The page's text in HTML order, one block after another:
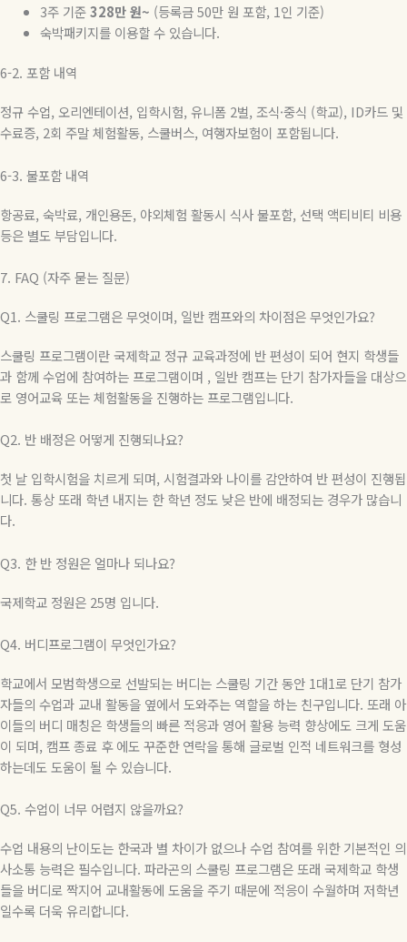
3주 기준 328만 원~ (등록금50만 원 포함, 1인 기준)
숙박패키지를 이용할 수 있습니다.
6-2. 포함 내역
정규 수업, 오리엔테이션, 입학시험, 유니폼 2벌, 조식·중식 (학교), ID카드 및
수료증, 2회 주말 체험활동, 스쿨버스, 여행자보험이 포함됩니다.
6-3. 불포함 내역
항공료, 숙박료, 개인용돈, 야외체험 활동시 식사 불포함, 선택 액티비티 비용
등은 별도 부담입니다.
7. FAQ (자주묻는 질문)
Q1. 스쿨링 프로그램은 무엇이며, 일반 캠프와의 차이점은 무엇인가요?
스쿨링 프로그램이란 국제학교 정규 교육과정에 반 편성이 되어 현지 학생들
과 함께 수업에 참여하는 프로그램이며 , 일반 캠프는 단기 참가자들을 대상으
로 영어교육 또는 체험활동을 진행하는 프로그램입니다.
Q2. 반 배정은 어떻게 진행되나요?
첫 날 입학시험을 치르게 되며, 시험결과와 나이를 감안하여 반 편성이 진행됩
니다. 통상 또래 학년 내지는 한 학년 정도 낮은 반에 배정되는 경우가 많습니
다.
Q3. 한 반 정원은 얼마나 되나요?
국제학교 정원은 25명 입니다.
Q4. 버디프로그램이 무엇인가요?
학교에서 모범학생으로 선발되는 버디는 스쿨링 기간 동안 1대1로 단기 참가
자들의 수업과 교내 활동을 옆에서 도와주는 역할을 하는 친구입니다. 또래 아
이들의 버디 매칭은 학생들의 빠른 적응과 영어 활용 능력 향상에도 크게 도움
이 되며, 캠프 종료 후 에도 꾸준한 연락을 통해 글로벌 인적 네트워크를 형성
하는데도 도움이 될 수 있습니다.
Q5. 수업이 너무 어렵지 않을까요?
수업 내용의 난이도는 한국과 별 차이가 없으나 수업 참여를 위한 기본적인 의
사소통 능력은 필수입니다. 파라곤의 스쿨링 프로그램은 또래 국제학교 학생
들을 버디로 짝지어 교내활동에 도움을 주기 때문에 적응이 수월하며 저학년
일수록 더욱 유리합니다.